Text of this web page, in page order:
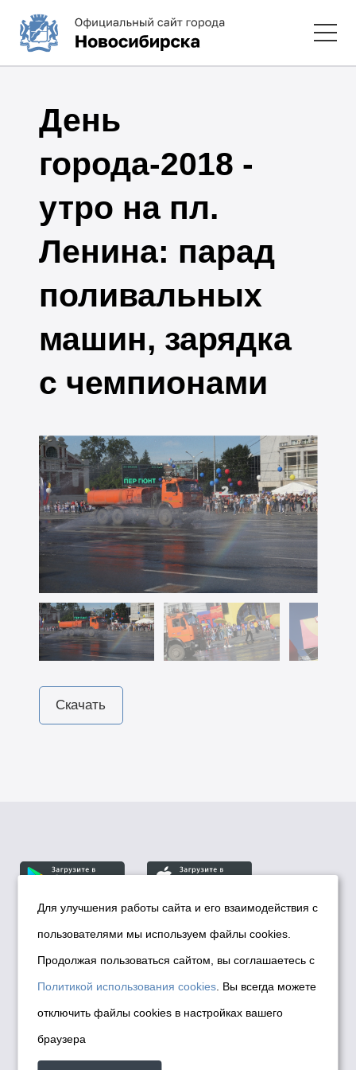
День
города-2018 -
утро на пл.
Ленина: парад
поливальных
машин, зарядка
с чемпионами
Скачать
© Департамент информационной политики мэрии
города Новосибирска, 2026
Политика использования Cookies
Политика по обработке персональных
данных в информационных системах
мэрии города Новосибирска
Для улучшения работы сайта и его взаимодействия с
пользователями мы используем файлы cookies.
Продолжая пользоваться сайтом, вы соглашаетесь с
Политикой использования cookies . Вы всегда можете
отключить файлы cookies в настройках вашего
браузера